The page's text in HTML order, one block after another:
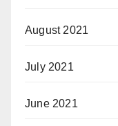
August 2021
July 2021
June 2021